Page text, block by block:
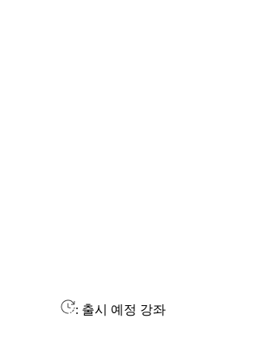
: 출시 예정 강좌